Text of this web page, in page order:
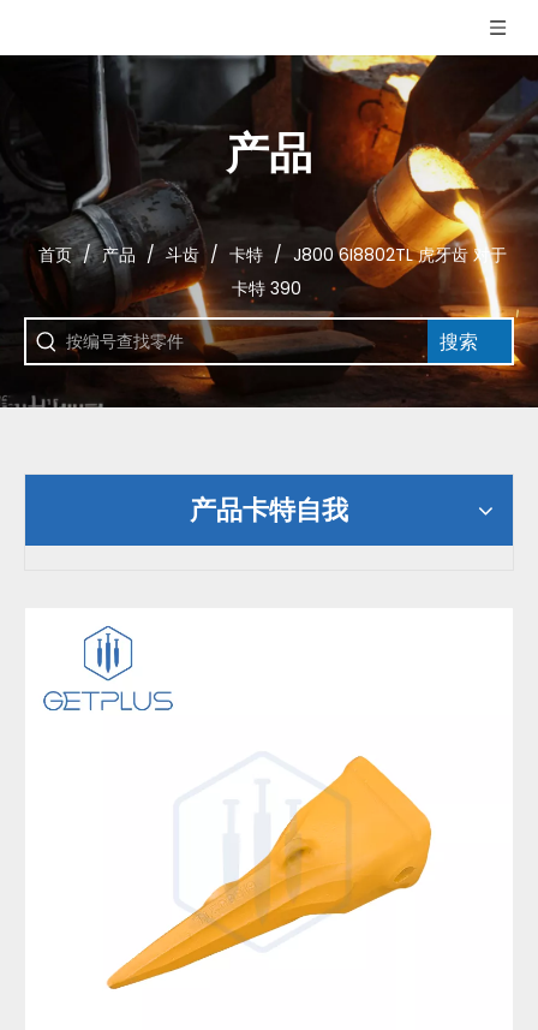
产品
首页 / 产品 / 斗齿 / 卡特 / J800 6I8802TL 虎牙齿 对于
卡特 390
搜索
产品卡特自我